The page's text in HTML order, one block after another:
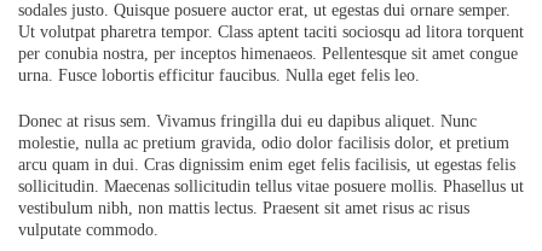
sodales justo. Quisque posuere auctor erat, ut egestas dui ornare semper.
Ut volutpat pharetra tempor. Class aptent taciti sociosqu ad litora torquent
per conubia nostra, per inceptos himenaeos. Pellentesque sit amet congue
urna. Fusce lobortis efficitur faucibus. Nulla eget felis leo.
Donec at risus sem. Vivamus fringilla dui eu dapibus aliquet. Nunc
molestie, nulla ac pretium gravida, odio dolor facilisis dolor, et pretium
arcu quam in dui. Cras dignissim enim eget felis facilisis, ut egestas felis
sollicitudin. Maecenas sollicitudin tellus vitae posuere mollis. Phasellus ut
vestibulum nibh, non mattis lectus. Praesent sit amet risus ac risus
vulputate commodo.